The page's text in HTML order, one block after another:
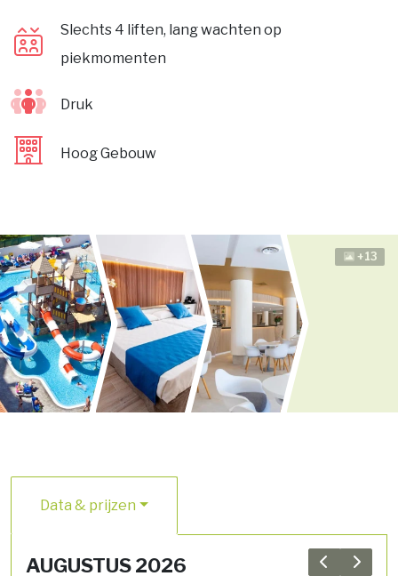
Slechts 4 liften, lang wachten op
piekmomenten
Druk
Hoog Gebouw
+13
Data & prijzen
AUGUSTUS 2026